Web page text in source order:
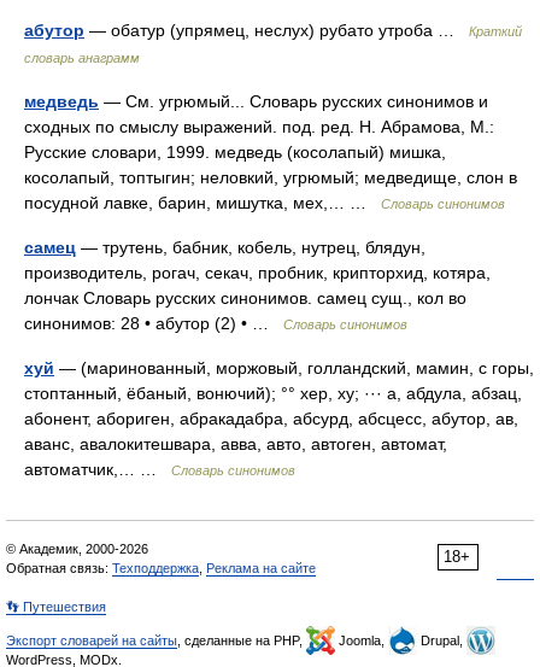
абутор — обатур (упрямец, неслух) рубато утроба …
Краткий
словарь анаграмм
медведь — См. угрюмый... Словарь русских синонимов и
сходных по смыслу выражений. под. ред. Н. Абрамова, М.:
Русские словари, 1999. медведь (косолапый) мишка,
косолапый, топтыгин; неловкий, угрюмый; медведище, слон в
посудной лавке, барин, мишутка, мех,… …
Словарь синонимов
самец — трутень, бабник, кобель, нутрец, блядун,
производитель, рогач, секач, пробник, крипторхид, котяра,
лончак Словарь русских синонимов. самец сущ., кол во
синонимов: 28 • абутор (2) • …
Словарь синонимов
хуй — (маринованный, моржовый, голландский, мамин, с горы,
стоптанный, ёбаный, вонючий); °° хер, ху; ··· а, абдула, абзац,
абонент, абориген, абракадабра, абсурд, абсцесс, абутор, ав,
аванс, авалокитешвара, авва, авто, автоген, автомат,
автоматчик,… …
Словарь синонимов
18+
© Академик, 2000-2026
Обратная связь: Техподдержка Реклама на сайте
👣 Путешествия
Экспорт словарей на сайты , сделанные на PHP, Joomla,
Drupal,
WordPress, MODx.